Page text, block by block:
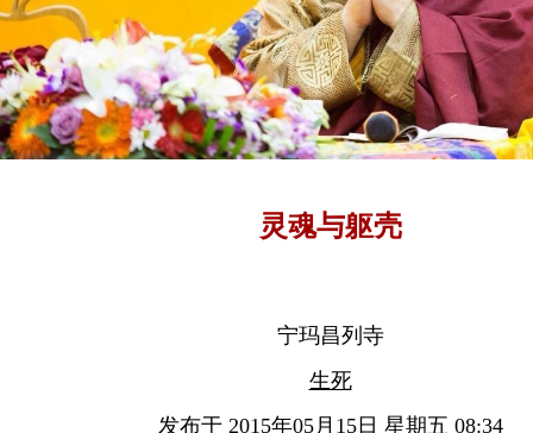
灵魂与躯壳
宁玛昌列寺
生死
发布于 2015年05月15日 星期五 08:34